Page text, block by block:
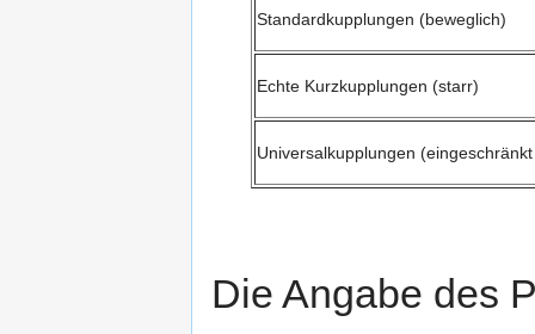
Standardkupplungen (beweglich)
Echte Kurzkupplungen (starr)
Universalkupplungen
Die Angabe des